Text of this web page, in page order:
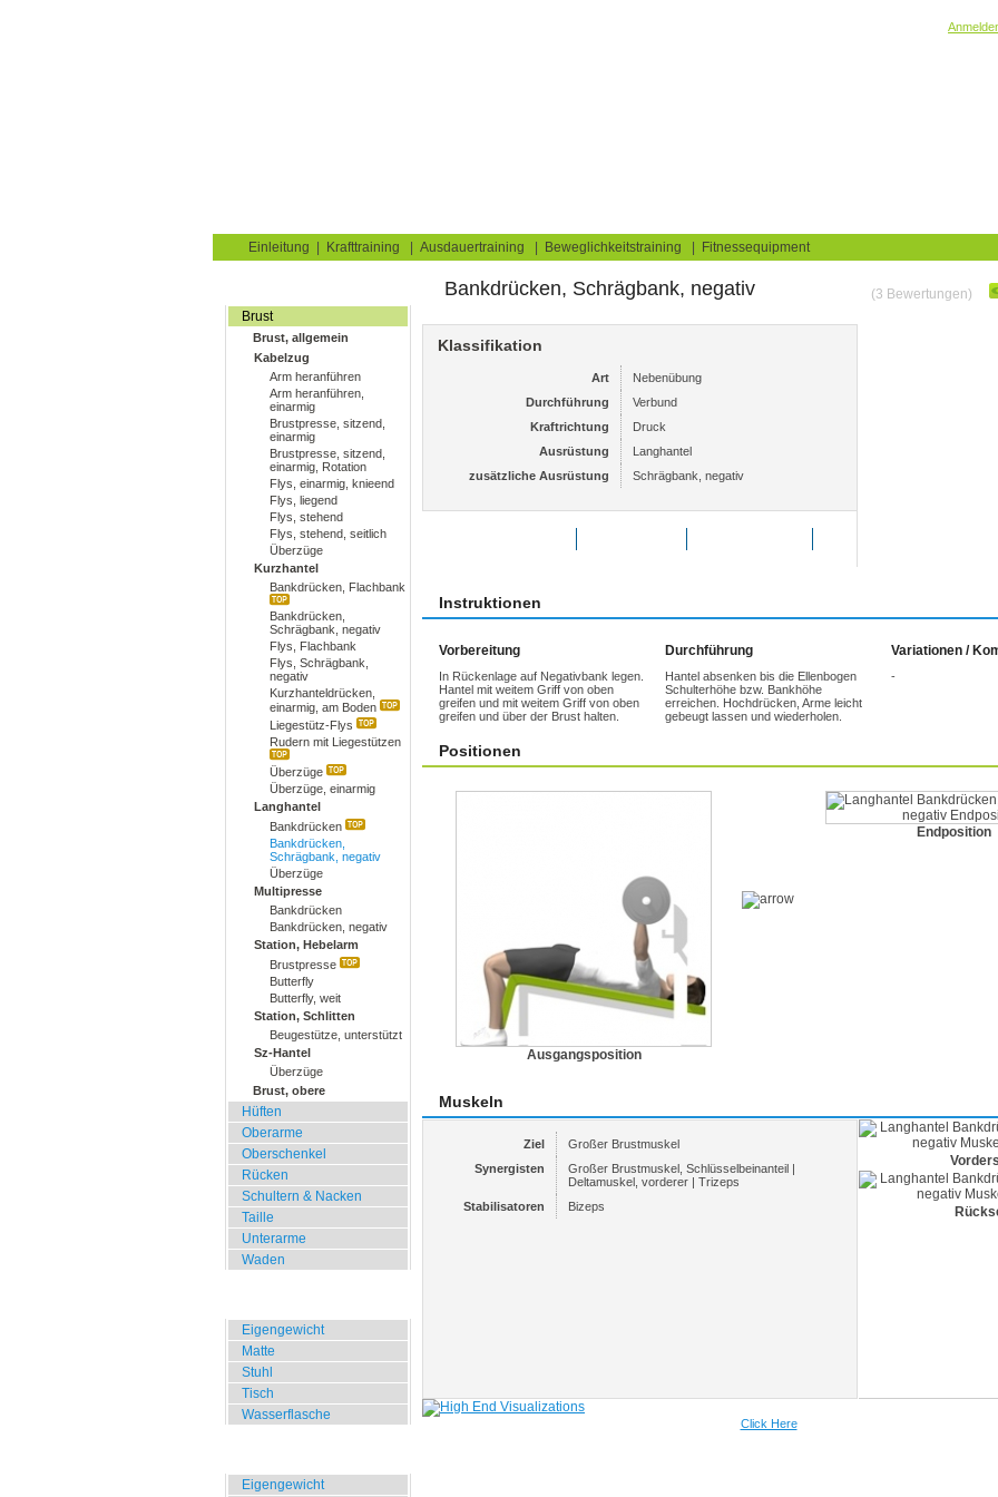
Einleitung Krafttraining Ausdauertraining Beweglichkeitstraining Fitnessequipment
Brust
Brust, allgemein
Kabelzug
Arm heranführen
Arm heranführen,
einarmig
Brustpresse, sitzend,
einarmig
Brustpresse, sitzend,
einarmig, Rotation
Flys, einarmig, knieend
Flys, liegend
Flys, stehend
Flys, stehend, seitlich
Überzüge
Kurzhantel
Bankdrücken, Flachbank
Bankdrücken,
Schrägbank, negativ
Flys, Flachbank
Flys, Schrägbank,
negativ
Kurzhanteldrücken,
einarmig, am Boden
Liegestütz-Flys
Rudern mit Liegestützen
Überzüge
Überzüge, einarmig
Langhantel
Bankdrücken
Bankdrücken,
Schrägbank, negativ
Überzüge
Multipresse
Bankdrücken
Bankdrücken, negativ
Station, Hebelarm
Brustpresse
Butterfly
Butterfly, weit
Station, Schlitten
Beugestütze, unterstützt
Sz-Hantel
Überzüge
Brust, obere
Hüften
Oberarme
Oberschenkel
Rücken
Schultern & Nacken
Taille
Unterarme
Waden
Eigengewicht
Matte
Stuhl
Tisch
Wasserflasche
Eigengewicht
Bankdrücken, Schrägbank, negativ (3 Bewertungen)
Klassifikation
Art
Nebenübung
Durchführung
Verbund
Kraftrichtung
Druck
Ausrüstung
Langhantel
zusätzliche Ausrüstung
Schrägbank, negativ
Instruktionen
Vorbereitung
In Rückenlage auf Negativbank legen.
Hantel mit weitem Griff von oben
greifen und mit weitem Griff von oben
greifen und über der Brust halten.
Durchführung
Hantel absenken bis die Ellenbogen
Schulterhöhe bzw. Bankhöhe
erreichen. Hochdrücken, Arme leicht
gebeugt lassen und wiederholen.
Variationen /
-
Positionen
Ausgangsposition
Endposition
Muskeln
Ziel
Großer Brustmuskel
Synergisten
Großer Brustmuskel, Schlüsselbeinanteil |
Deltamuskel, vorderer | Trizeps
Stabilisatoren
Bizeps
Click Here